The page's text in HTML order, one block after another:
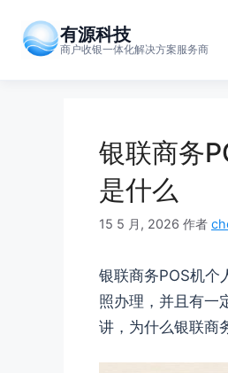
有源科技
商户收银一体化解决方案服务商
银联商务
是什么
15 5 月, 2026 作者
银联商务POS机个
照办理，并且有一
讲，为什么银联商